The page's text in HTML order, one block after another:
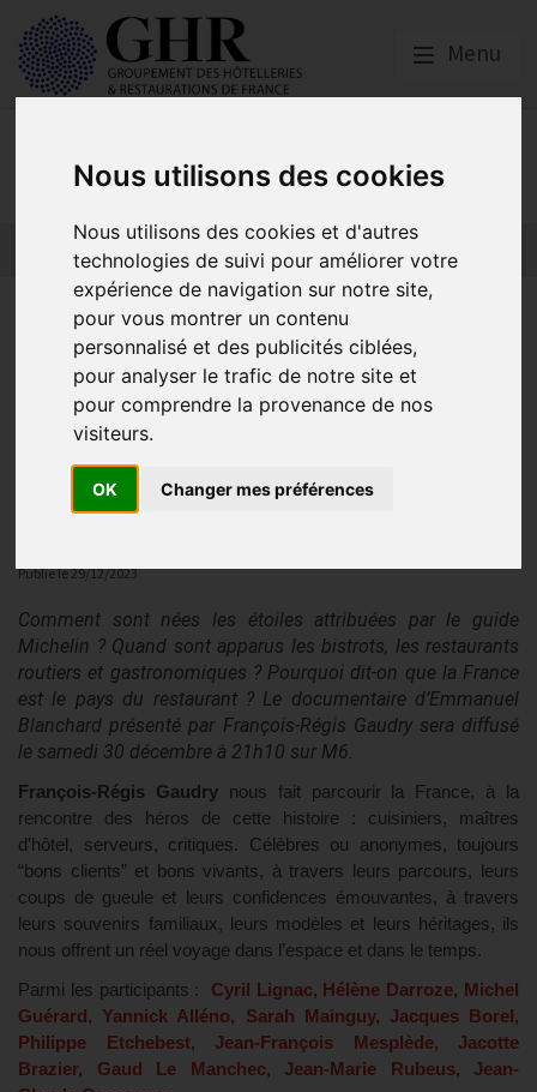
Nous utilisons des cookies
Nous utilisons des cookies et d'autres
technologies de suivi pour améliorer votre
expérience de navigation sur notre site,
pour vous montrer un contenu
personnalisé et des publicités ciblées,
pour analyser le trafic de notre site et
pour comprendre la provenance de nos
visiteurs.
OK Changer mes préférences
Menu
Actualités
« Nos restaurants : une
grande histoire française » : à
ne pas manquer sur M6 –
Samedi 30 décembre – 21H10
Publié le29/12/2023
Comment sont nées les étoiles attribuées par le guide
Michelin ? Quand sont apparus les bistrots, les restaurants
routiers et gastronomiques ? Pourquoi dit-on que la France
est le pays du restaurant ? Le documentaire d’Emmanuel
Blanchard présenté par François-Régis Gaudry sera diffusé
le samedi 30 décembre à 21h10 sur M6.
François-Régis Gaudrynous fait parcourir la France, à la
rencontre des héros de cette histoire : cuisiniers, maîtres
d’hôtel, serveurs, critiques. Célèbres ou anonymes, toujours
“bons clients” et bons vivants, à travers leurs parcours, leurs
coups de gueule et leurs confidences émouvantes, à travers
leurs souvenirs familiaux, leurs modèles et leurs héritages, ils
nous offrent un réel voyage dans l’espace et dans le temps.
Parmi les participants :
Cyril Lignac, Hélène Darroze, Michel
Guérard, Yannick Alléno, Sarah Mainguy, Jacques Borel,
Philippe Etchebest, Jean-François Mesplède, Jacotte
Brazier, Gaud Le Manchec, Jean-Marie Rubeus, Jean-